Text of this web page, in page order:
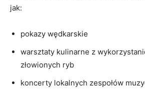
jak:
pokazy wędkarskie
warsztaty kulinarne z
złowionych ryb
koncerty lokalnych zespołów